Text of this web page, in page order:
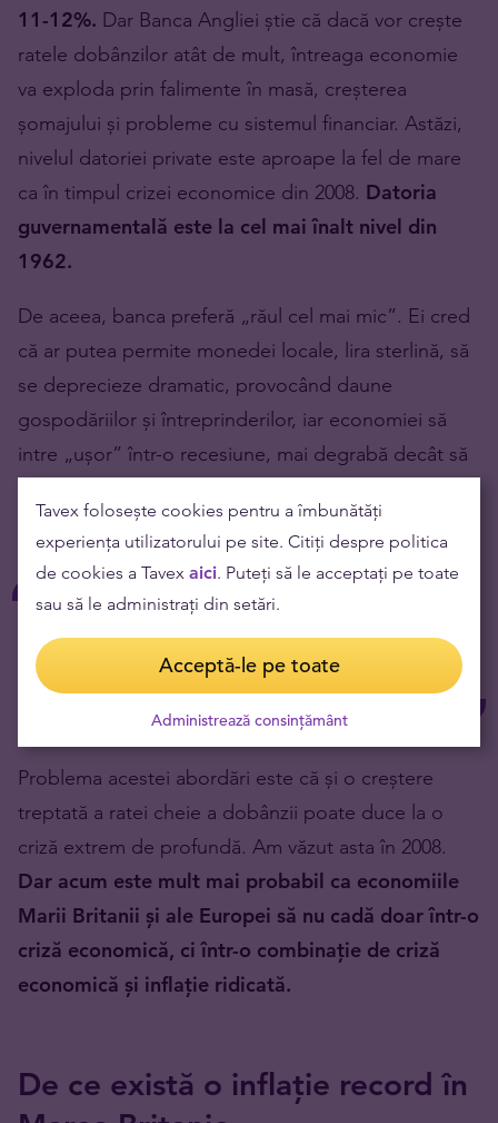
11-12%. Dar Banca Angliei știe că dacă vor crește
ratele dobânzilor atât de mult, întreaga economie
va exploda prin falimente în masă, creșterea
șomajului și probleme cu sistemul financiar. Astăzi,
nivelul datoriei private este aproape la fel de mare
ca în timpul crizei economice din 2008. Datoria
guvernamentală este la cel mai înalt nivel din
1962.
De aceea, banca preferă „răul cel mai mic”. Ei cred
că ar putea permite monedei locale, lira sterlină, să
se deprecieze dramatic, provocând daune
gospodăriilor și întreprinderilor, iar economiei să
intre „ușor” într-o recesiune, mai degrabă decât să
Bailey personal, în fața parlamentarilor:
Cel mai important lucru pe care îl putem face
este să lăsăm inflația să revină la ținta noastră
și să atingem acest lucru fără a provoca o
Problema acestei abordări este că și o creștere
treptată a ratei cheie a dobânzii poate duce la o
criză extrem de profundă. Am văzut asta în 2008.
Dar acum este mult mai probabil ca economiile
Marii Britanii și ale Europei să nu cadă doar într-o
criză economică, ci într-o combinație de criză
economică și inflație ridicată.
De ce există o inflație record în
Tavex folosește cookies pentru a îmbunătăți
experiența utilizatorului pe site. Citiți despre politica
de cookies a Tavex aici. Puteți să le acceptați pe toate
sau să le administrați din setări.
Acceptă-le pe toate
Administrează consințământ